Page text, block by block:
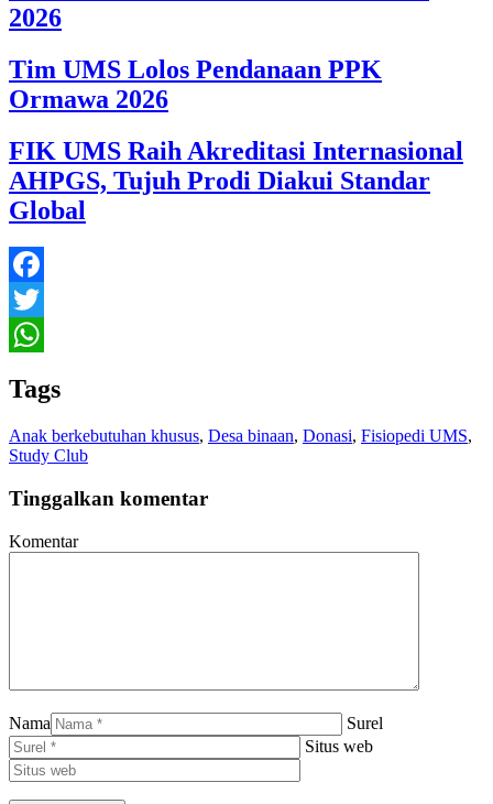
2026
Tim UMS Lolos Pendanaan PPK
Ormawa 2026
FIK UMS Raih Akreditasi Internasional
AHPGS, Tujuh Prodi Diakui Standar
Global
Facebook
Twitter
Tags
Anak berkebutuhan khusus, Desa binaan, Donasi, Fisiopedi UMS,
Study Club
Tinggalkan komentar
Komentar
Nama
Surel
Situs web